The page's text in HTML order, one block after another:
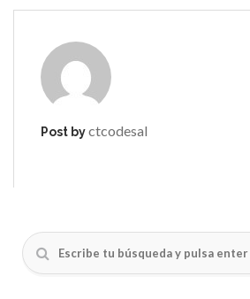
Post byctcodesal